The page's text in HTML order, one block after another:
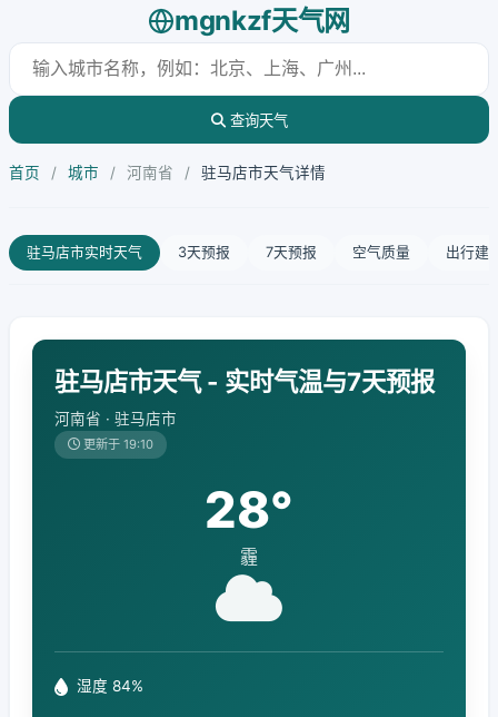
mgnkzf天气网
查询天气
首页 / 城市 / 河南省 / 驻马店市天气详情
驻马店市实时天气 3天预报 7天预报 空气质量 出行建
驻马店市天气 - 实时气温与7天预报
河南省 · 驻马店市
更新于 19:10
28°
霾
湿度 84%